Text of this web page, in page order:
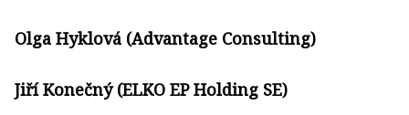
Olga Hyklová (Advantage Consulting)
Jiří Konečný (ELKO EP Holding SE)